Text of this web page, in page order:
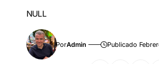
NULL
PorAdmin Publicado